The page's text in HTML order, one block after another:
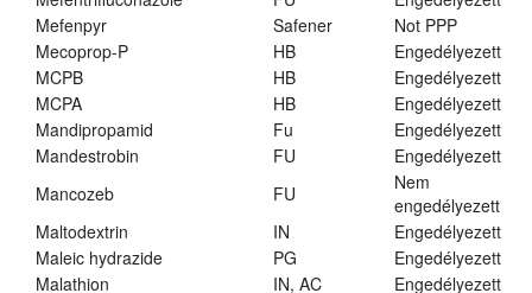
Mefenpyr
Safener
Not PPP
Mecoprop-P
HB
Engedélyezett
MCPB
HB
Engedélyezett
MCPA
HB
Engedélyezett
Mandipropamid
Fu
Engedélyezett
Mandestrobin
FU
Engedélyezett
Mancozeb
FU
Nem
engedélyezett
Maltodextrin
IN
Engedélyezett
Maleic hydrazide
PG
Engedélyezett
Malathion
IN, AC Engedélyezett